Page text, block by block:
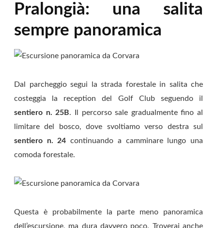
Pralongià: una salita
sempre panoramica
Dal parcheggio segui la strada forestale in salita che
costeggia la reception del Golf Club seguendo il
sentiero n. 25B. Il percorso sale gradualmente fino al
limitare del bosco, dove svoltiamo verso destra sul
sentiero n. 24 continuando a camminare lungo una
comoda forestale.
Questa è probabilmente la parte meno panoramica
dell’escursione, ma dura davvero poco. Troverai anche